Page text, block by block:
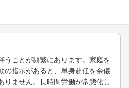
うことが頻繁にあります。家庭を
の指示があると、単身赴任を余儀
りません。長時間労働が常態化し